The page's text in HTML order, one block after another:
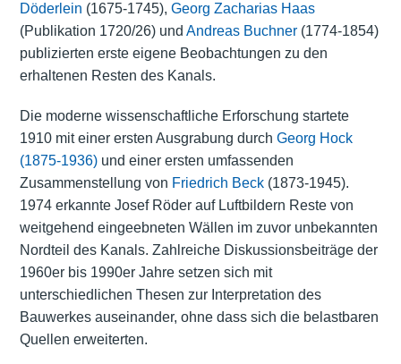
Döderlein (1675-1745), Georg Zacharias Haas
(Publikation 1720/26) und Andreas Buchner(1774-1854)
publizierten erste eigene Beobachtungen zu den
erhaltenen Resten des Kanals.
Die moderne wissenschaftliche Erforschung startete
1910 mit einer ersten Ausgrabung durch Georg Hock
(1875-1936)und einer ersten umfassenden
Zusammenstellung von Friedrich Beck(1873-1945).
1974 erkannte Josef Röder auf Luftbildern Reste von
weitgehend eingeebneten Wällen im zuvor unbekannten
Nordteil des Kanals. Zahlreiche Diskussionsbeiträge der
1960er bis 1990er Jahre setzen sich mit
unterschiedlichen Thesen zur Interpretation des
Bauwerkes auseinander, ohne dass sich die belastbaren
Quellen erweiterten.